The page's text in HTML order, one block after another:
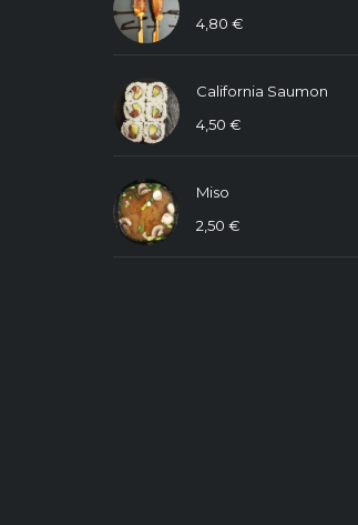
4,80 €
California Saumon
4,50 €
Miso
2,50 €